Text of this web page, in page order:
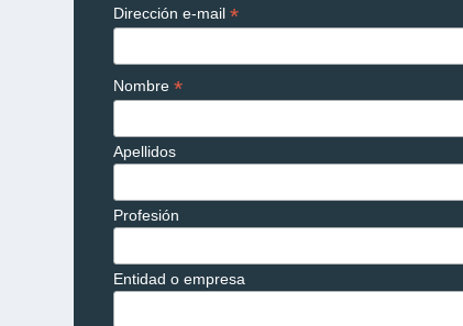
Dirección e-mail*
Nombre*
Apellidos
Profesión
Entidad o empresa